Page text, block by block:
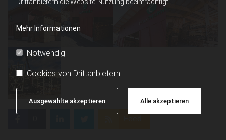
Mehr Informationen
Notwendig
Cookies von Drittanbietern
Ausgewählte akzeptieren Alle akzeptieren